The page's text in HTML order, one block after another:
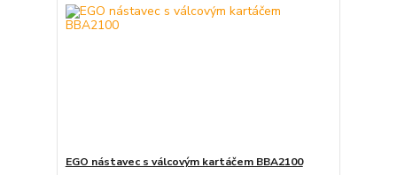
EGO nástavec s válcovým kartáčem BBA2100